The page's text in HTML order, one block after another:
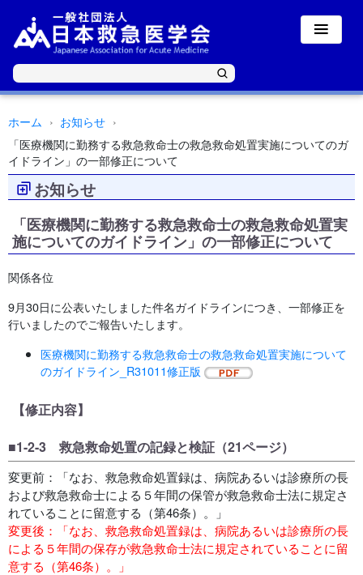
ホーム
お知らせ
「医療機関に勤務する救急救命士の救急救命処置実施についてのガ
イドライン」の一部修正について
お知らせ
「医療機関に勤務する救急救命士の救急救命処置実
施についてのガイドライン」の一部修正について
関係各位
9月30日に公表いたしました件名ガイドラインにつき、一部修正を
行いましたのでご報告いたします。
医療機関に勤務する救急救命士の救急救命処置実施について
のガイドライン_R31011修正版
【修正内容】
■1-2-3 救急救命処置の記録と検証（21ページ）
変更前：「なお、救急救命処置録は、病院あるいは診療所の長
および救急救命士による５年間の保管が救急救命士法に規定さ
れていることに留意する（第46条）。」
変更後：「なお、救急救命処置録は、病院あるいは診療所の長
による５年間の保存が救急救命士法に規定されていることに留
意する（第46条）。」